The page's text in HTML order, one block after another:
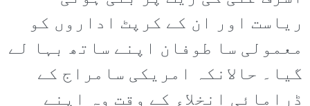
ریاست اور ان کے کرپٹ اداروں کو
معمولی سا طوفان اپنے ساتھ بہا لے
گیا۔ حالانکہ امریکی سامراج کے